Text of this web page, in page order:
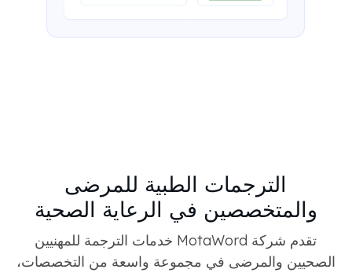
الترجمات الطبية للمرضى
والمتخصصين في الرعاية الصحية
تقدم شركة MotaWord خدمات الترجمة للمهنيين
الصحيين والمرضى في مجموعة واسعة من التخصصات،